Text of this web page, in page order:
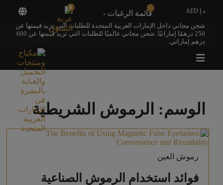
شحن مجاني داخل الإمارات العربية المتحدة للطلبات التي تزيد قيمتها عن
250 درهمًا إماراتيًا. شحن مجاني عالميًا للطلبات التي تزيد قيمتها عن 600
درهم إماراتي.
الوسم: الرموش الشريطية
رموش العين
فوائد استخدام الرموش الصناعية
د.إ AED قائمة الرغبات -
0